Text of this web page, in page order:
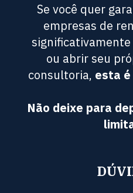
Se você quer
empresas de
ou abrir seu
consultoria, esta
Não deixe para